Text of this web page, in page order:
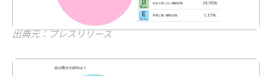
出典元：プレスリリース